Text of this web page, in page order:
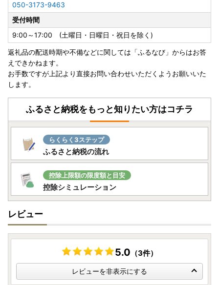
050-3173-9463
受付時間
9:00～17:00 (土曜日・日曜日・祝日を除く)
返礼品の配送時期や不備などに関しては「ふるなび」からはお答
えできかねます。
お手数ですが上記より直接お問い合わせいただくようお願いいた
します。
ふるさと納税をもっと知りたい方はコチラ
らくらく3ステップ
ふるさと納税の流れ
控除上限額の限度額と目安
控除シミュレーション
レビュー
5.0 （3件）
レビューを非表示にする